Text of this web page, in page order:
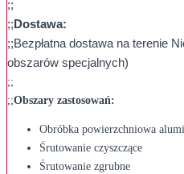
;;
;;Dostawa:
;;Bezpłatna dostawa na terenie
obszarów specjalnych)
;;
;;Obszary zastosowań:
Obróbka powierzchniowa
Śrutowanie czyszczące
Śrutowanie zgrubne